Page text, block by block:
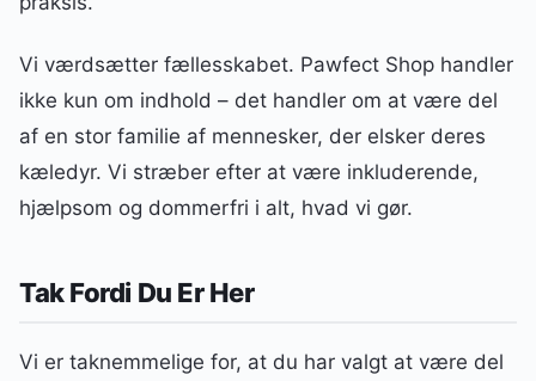
Vi værdsætter fællesskabet. Pawfect Shop handler
ikke kun om indhold – det handler om at være del
af en stor familie af mennesker, der elsker deres
kæledyr. Vi stræber efter at være inkluderende,
hjælpsom og dommerfri i alt, hvad vi gør.
Tak Fordi Du Er Her
Vi er taknemmelige for, at du har valgt at være del